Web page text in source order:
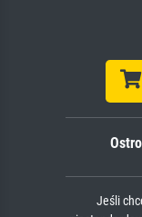
Jeśli